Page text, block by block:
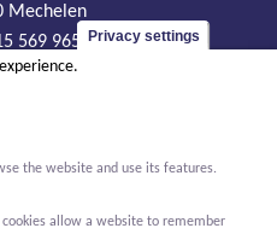
Mechelen
569 965
Mechelen
Privacy settings
the website and use its features.
allow a website to remember